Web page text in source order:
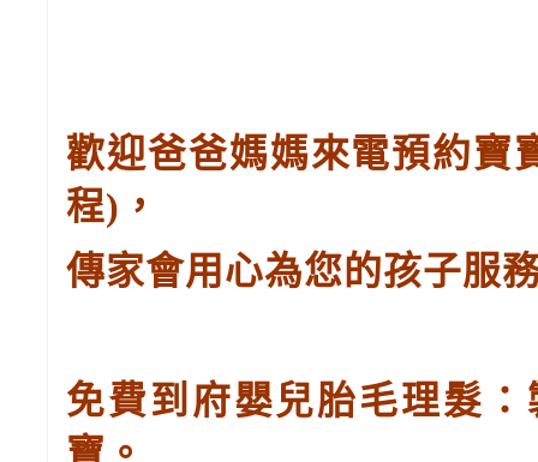
歡迎爸爸媽媽來電預約寶
程) ，
傳家會用心為您的孩子服
免費到府嬰兒胎毛理髮